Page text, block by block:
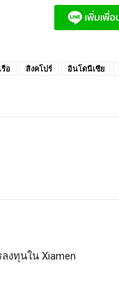
อ สิงคโปร์ อินโดนีเซีย
งทุนใน Xiamen